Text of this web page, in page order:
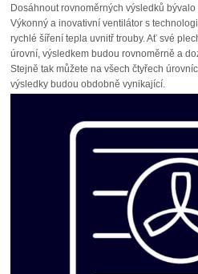
Dosáhnout rovnoměrných výsledků
Výkonný a inovativní ventilátor s
rychlé šíření tepla uvnitř trouby. Ať své
úrovní, výsledkem budou rovnoměrně a
Stejně tak můžete na všech čtyřech
výsledky budou obdobně vynikající.